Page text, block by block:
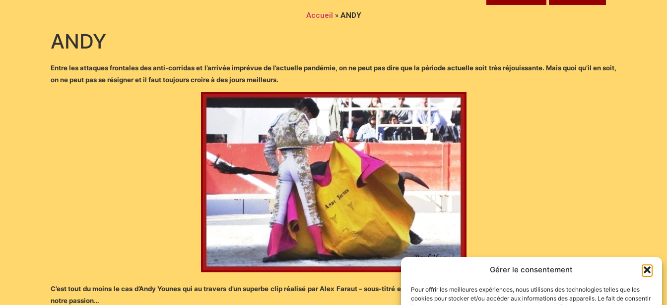
Gérer le consentement
Pour offrir les meilleures expériences, nous utilisons des technologies telles que les
cookies pour stocker et/ou accéder aux informations des appareils. Le fait de consentir
Accueil » ANDY
ANDY
Entre les attaques frontales des anti-corridas et l’arrivée imprévue de l’actuelle pandémie, on ne peut pas dire que la période actuelle soit très réjouissante. Mais quoi qu’il en soit,
on ne peut pas se résigner et il faut toujours croire à des jours meilleurs.
C’est tout du moins le cas d’Andy Younes qui au travers d’un superbe clip réalisé par Alex Faraut – sous-titré en espagnol – lance un appel à la solidarité et en la foi de la force de
notre passion…